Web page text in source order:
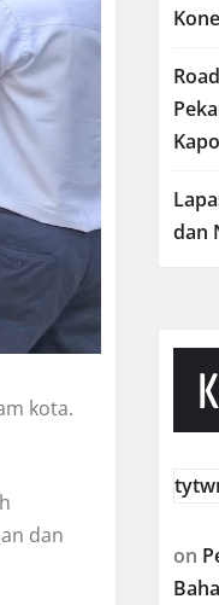
kota.
dan
dan
on